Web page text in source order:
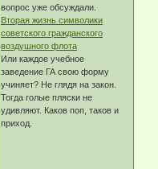
вопрос уже обсуждали.
Вторая жизнь символики
советского гражданского
воздушного флота
Или каждое учебное
заведение ГА свою форму
учиняет? Не глядя на закон.
Тогда голые пляски не
удивляют. Каков поп, таков и
приход.